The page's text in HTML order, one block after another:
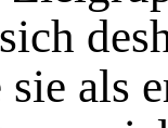
als